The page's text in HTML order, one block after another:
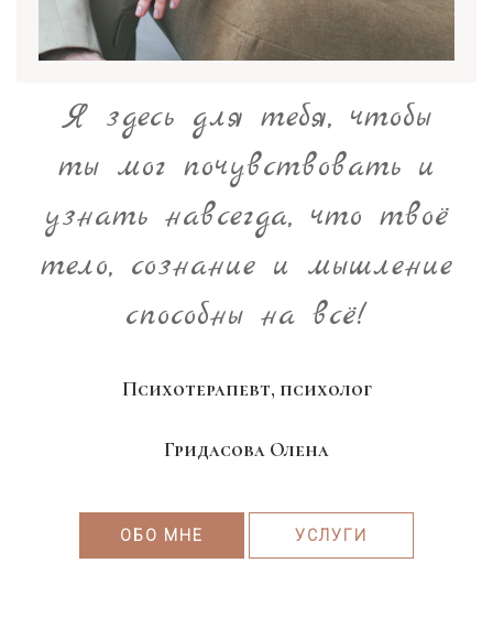
Я здесь для тебя, чтобы
ты мог почувствовать и
узнать навсегда, что твоё
тело, сознание и мышление
способны на всё!
Психотерапевт, психолог
Гридасова Олена
ОБО МНЕ УСЛУГИ